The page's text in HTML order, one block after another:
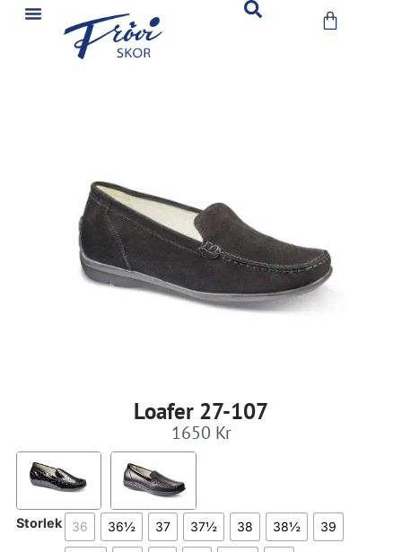
Loafer 27-107
1650 Kr
Storlek 36 36½ 37 37½ 38 38½ 39